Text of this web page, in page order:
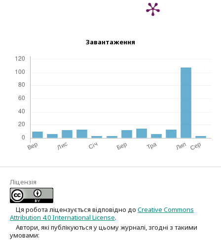
Завантаження
Ліцензія
Ця робота ліцензується відповідно до Creative Commons
Attribution 4.0 International License.
Автори, які публікуються у цьому журналі, згодні з такими
умовами: